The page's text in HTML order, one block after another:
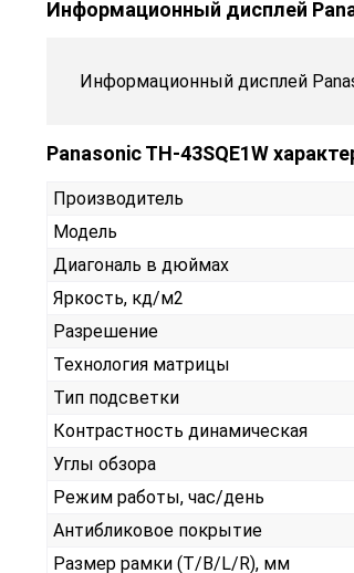
Информационный дисплей
Информационный дисплей
Panasonic TH-43SQE1W
Производитель
Модель
Диагональ в дюймах
Яркость, кд/м2
Разрешение
Технология матрицы
Тип подсветки
Контрастность динамическая
Углы обзора
Режим работы, час/день
Антибликовое покрытие
Размер рамки (T/B/L/R), мм